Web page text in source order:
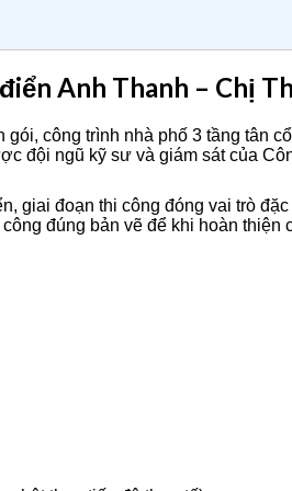
Anh Thanh – Chị
công trình nhà phố 3 tầng tân
đội ngũ kỹ sư và giám sát của
giai đoạn thi công đóng vai trò
đúng bản vẽ để khi hoàn